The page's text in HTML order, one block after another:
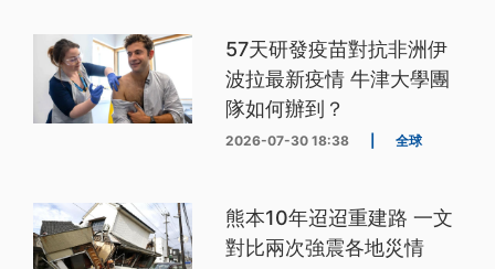
57天研發疫苗對抗非洲伊
波拉最新疫情 牛津大學團
隊如何辦到？
2026-07-30 18:38 全球
熊本10年迢迢重建路 一文
對比兩次強震各地災情